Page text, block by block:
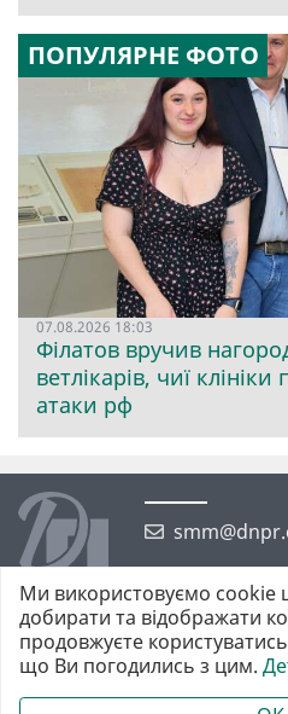
ПОПУЛЯРНЕ ФОТО
07.08.2026 18:03
Філатов вручив
ветлікарів, чиї
атаки рф
©2026 https://dnpr.com.ua
Всі права захищені. При повному
Ми використовуємо
добирати та відображати
продовжуєте
що Ви погодились з цим.